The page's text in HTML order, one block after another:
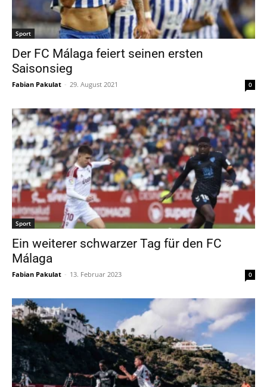
Sport
Der FC Málaga feiert seinen ersten
Saisonsieg
Fabian Pakulat - 29. August 2021 0
Sport
Ein weiterer schwarzer Tag für den FC
Málaga
Fabian Pakulat - 13. Februar 2023 0